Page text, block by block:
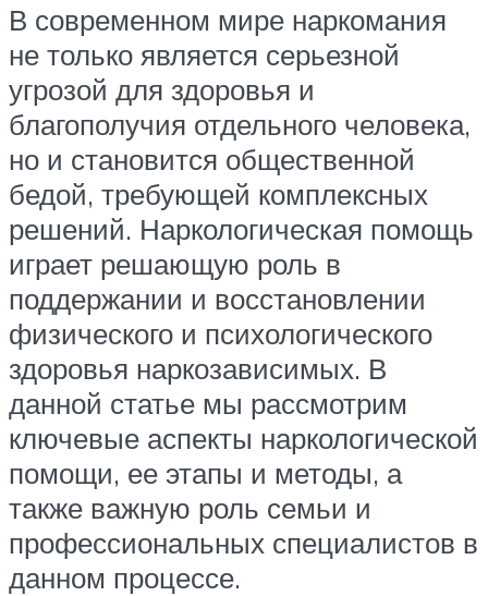
В современном мире наркомания
не только является серьезной
угрозой для здоровья и
благополучия отдельного человека,
но и становится общественной
бедой, требующей комплексных
решений. Наркологическая помощь
играет решающую роль в
поддержании и восстановлении
физического и психологического
здоровья наркозависимых. В
данной статье мы рассмотрим
ключевые аспекты наркологической
помощи, ее этапы и методы, а
также важную роль семьи и
профессиональных специалистов в
данном процессе.